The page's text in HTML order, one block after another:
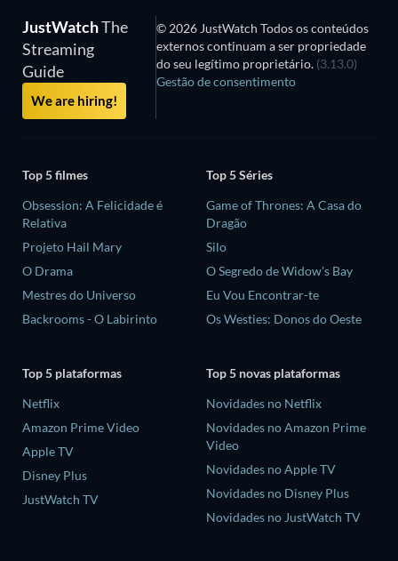
JustWatchThe
Streaming
Guide
We are hiring!
© 2026 JustWatch Todos os conteúdos
externos continuam a ser propriedade
do seu legítimo proprietário. (3.13.0)
Gestão de consentimento
Top 5 filmes
Obsession: A Felicidade é
Relativa
Projeto Hail Mary
O Drama
Mestres do Universo
Backrooms - O Labirinto
Top 5 Séries
Game of Thrones: A Casa do
Dragão
Silo
O Segredo de Widow's Bay
Eu Vou Encontrar-te
Os Westies: Donos do Oeste
Top 5 plataformas
Netflix
Amazon Prime Video
Apple TV
Disney Plus
JustWatch TV
Top 5 novas plataformas
Novidades no Netflix
Novidades no Amazon Prime
Video
Novidades no Apple TV
Novidades no Disney Plus
Novidades no JustWatch TV